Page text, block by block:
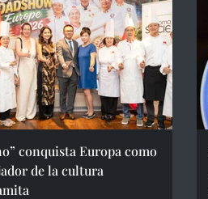
conquista Europa como
de la cultura